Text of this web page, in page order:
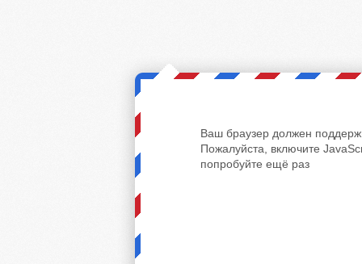
Ваш браузер должен
Пожалуйста, включите
попробуйте ещё раз